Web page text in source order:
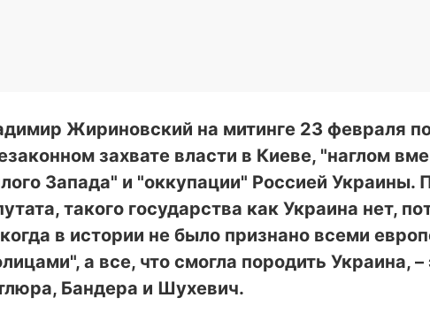
Жириновский на митинге 23 февраля
захвате власти в Киеве, "наглом
Запада" и "оккупации" Россией Украины.
такого государства как Украина нет,
в истории не было признано всеми
а все, что смогла породить Украина, –
Бандера и Шухевич.